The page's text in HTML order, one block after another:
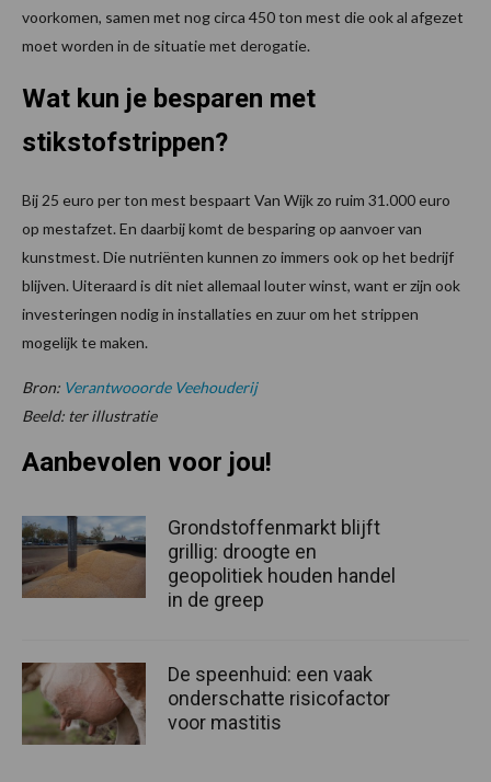
voorkomen, samen met nog circa 450 ton mest die ook al afgezet
moet worden in de situatie met derogatie.
Wat kun je besparen met
stikstofstrippen?
Bij 25 euro per ton mest bespaart Van Wijk zo ruim 31.000 euro
op mestafzet. En daarbij komt de besparing op aanvoer van
kunstmest. Die nutriënten kunnen zo immers ook op het bedrijf
blijven. Uiteraard is dit niet allemaal louter winst, want er zijn ook
investeringen nodig in installaties en zuur om het strippen
mogelijk te maken.
Bron: Verantwooorde Veehouderij
Beeld: ter illustratie
Aanbevolen voor jou!
Grondstoffenmarkt blijft
grillig: droogte en
geopolitiek houden handel
in de greep
De speenhuid: een vaak
onderschatte risicofactor
voor mastitis